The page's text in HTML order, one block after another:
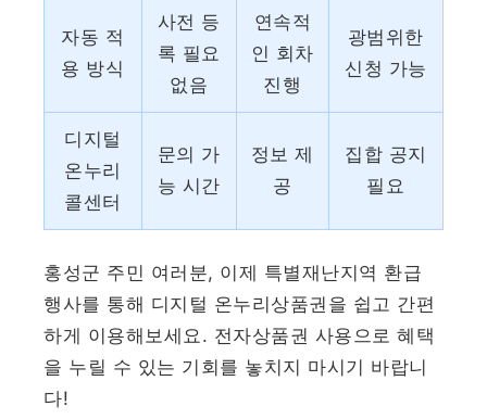
자동 적
용 방식
사전 등
록 필요
없음
연속적
인 회차
진행
광범위한
신청 가능
디지털
온누리
콜센터
문의 가
능 시간
정보 제
공
집합 공지
필요
홍성군 주민 여러분, 이제 특별재난지역 환급
행사를 통해 디지털 온누리상품권을 쉽고 간편
하게 이용해보세요. 전자상품권 사용으로 혜택
을 누릴 수 있는 기회를 놓치지 마시기 바랍니
다!